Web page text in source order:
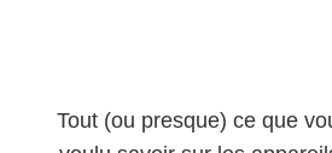
Tout (ou presque) ce que